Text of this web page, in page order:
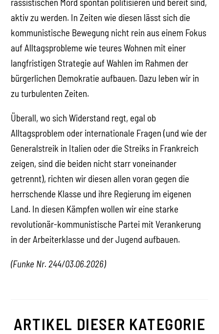
rassistischen Mord spontan politisieren und bereit sind,
aktiv zu werden. In Zeiten wie diesen lässt sich die
kommunistische Bewegung nicht rein aus einem Fokus
auf Alltagsprobleme wie teures Wohnen mit einer
langfristigen Strategie auf Wahlen im Rahmen der
bürgerlichen Demokratie aufbauen. Dazu leben wir in
zu turbulenten Zeiten.
Überall, wo sich Widerstand regt, egal ob
Alltagsproblem oder internationale Fragen (und wie der
Generalstreik in Italien oder die Streiks in Frankreich
zeigen, sind die beiden nicht starr voneinander
getrennt), richten wir diesen allen voran gegen die
herrschende Klasse und ihre Regierung im eigenen
Land. In diesen Kämpfen wollen wir eine starke
revolutionär-kommunistische Partei mit Verankerung
in der Arbeiterklasse und der Jugend aufbauen.
(Funke Nr. 244/03.06.2026)
ARTIKEL DIESER KATEGORIE